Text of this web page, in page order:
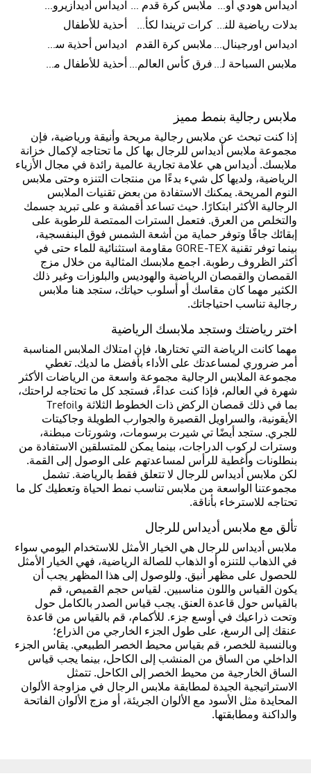
اديداس هودي أورجينال للنساء
ملابس كرة قدم للاطفال
اديداس أديدازيرو معدات الجري
بدلات رياضية للنساء
كرات تريندا لكأس العالم FIFA 26™
أحذية للأطفال
اديداس اورجينال ملابس ملابس كرة القدم
اديداس أحذية سوبرنوفا للرجال
ملابس السباحة للرجال
فرق كأس العالم FIFA 26™ أحذية للأطفال من 8 إلى 16 سنة
ملابس رجالية بنمط مميز
إذا كنت تبحث عن ملابس رجالية مريحة وأنيقة ورياضية، فإن
مجموعة ملابس أديداس للرجال بها كل ما تحتاجه لإكمال خزانة
ملابسك. أديداس هي علامة تجارية عالمية رائدة في مجال الأزياء
الرياضية، ولديها كل شيء بدءًا من منتجات التنزه وحتى ملابس
النوم المريحة. يمكنك الاستفادة من بعض تقنيات الملابس
الرجالية الأكثر ابتكارًا. حيث تساعد أقمشة و على تبريد جسمك
والتخلص من العرق. فتعمل السترات الممتصة للرطوبة على
إبقائك جافًا وتوفر حماية من أشعة الشمس فوق البنفسجية،
بينما توفر تقنية GORE-TEX مقاومة استثنائية للماء حتى في
أكثر الظروف رطوبة. اجمع ملابسك المثالية من خلال مزج
القمصان والقمصان الرياضية والهوديس والبلوزات وغير ذلك
الكثير مهما كان مقاسك أو أسلوب حياتك، ستجد هنا ملابس
رجالية تناسب احتياجاتك.
اختر رياضتك وستجد ملابسك الرياضية
مهما كانت الرياضة التي تختارها، فإن امتلاك الملابس المناسبة
أمر ضروري لمساعدتك على الأداء بأفضل ما لديك. تغطي
مجموعة الملابس الرجالية مجموعة واسعة من الرياضات الأكثر
شهرة في العالم، فإذا كنت عداءً، فستجد كل ما تحتاجه لراحتك،
بما في ذلك قمصان الركض ذات الخطوط الثلاثة وTrefoil
الأيقونية، والسراويل القصيرة والجوارب الطويلة وجاكيتات
للجري. ستجد أيضًا تي شيرت برسومات، وشورتات مبطنة،
وسترات لركوب الدراجات، بينما يمكن للمتسلقين الاستفادة من
بنطلونات وأغطية للرأس لمساعدتهم على الوصول إلى القمة.
لكن ملابس أديداس للرجال لا تتعلق فقط بالرياضة. تشمل
مجموعتنا الواسعة من ملابس تناسب نمط الحياة وتعطيك كل ما
تحتاجه للاسترخاء بأناقة.
تألق مع ملابس أديداس للرجال
ملابس أديداس للرجال هي الخيار الأمثل للاستخدام اليومي سواء
في الذهاب للتنزه أو الذهاب للصالة الرياضية، فهي الخيار الأمثل
للحصول على مظهر أنيق. وللوصول إلى هذا المظهر يجب أن
يكون القياس واللون مناسبين. لقياس حجم القميص، قم
بالقياس حول قاعدة العنق. يجب قياس الصدر بالكامل حول
وتحت ذراعيك في أوسع جزء. للأكمام، قم بالقياس من قاعدة
عنقك إلى الرسغ، على طول الجزء الخارجي من الذراع؛
وبالنسبة للخصر، قم بقياس محيط الخصر الطبيعي. يقاس الجزء
الداخلي من الساق من المنشب إلى الكاحل، بينما يجب قياس
الساق الخارجية من محيط الخصر إلى الكاحل. تتمثل
الاستراتيجية الجيدة لمطابقة ملابس الرجال في مزاوجة الألوان
المحايدة مثل الأسود مع الألوان الجريئة، أو مزج الألوان الفاتحة
والداكنة ومطابقتها.